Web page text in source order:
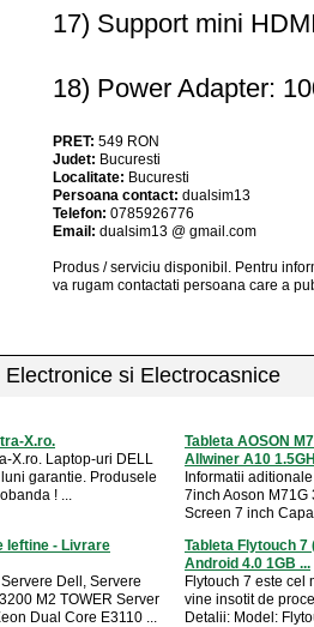
17) Support mini
18) Power Adapter:
PRET: 549 RON
Judet: Bucuresti
Localitate: Bucuresti
Persoana contact: dualsim13
Telefon: 0785926776
Email: dualsim13 @ gmail.com
Produs / serviciu disponibil . Pentru
va rugam contactati persoana care a
si Electrocasnice
X.ro.
X.ro. Laptop-uri DELL
garantie. Produsele
! ...
Tableta AOSON
Allwiner A10
Informatii
7inch Aoson M71G
Screen 7 inch
Ieftine - Livrare
Dell, Servere
M2 TOWER Server
Dual Core E3110 ...
Tableta Flytouch 7
Android 4.0 1GB ...
Flytouch 7 este cel
vine insotit de
Detalii: Model: